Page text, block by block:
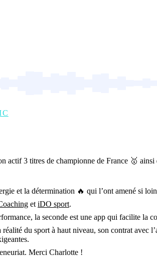
actif 3 titres de championne de France 🥇
et la détermination 🔥 qui l’ont amené si
et iDO sport.
la seconde est une app qui facilite la
du sport à haut niveau, son contrat avec
Merci Charlotte !